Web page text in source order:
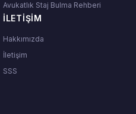
Avukatlık Staj Bulma Rehberi
İLETIŞIM
Hakkımızda
İletişim
SSS